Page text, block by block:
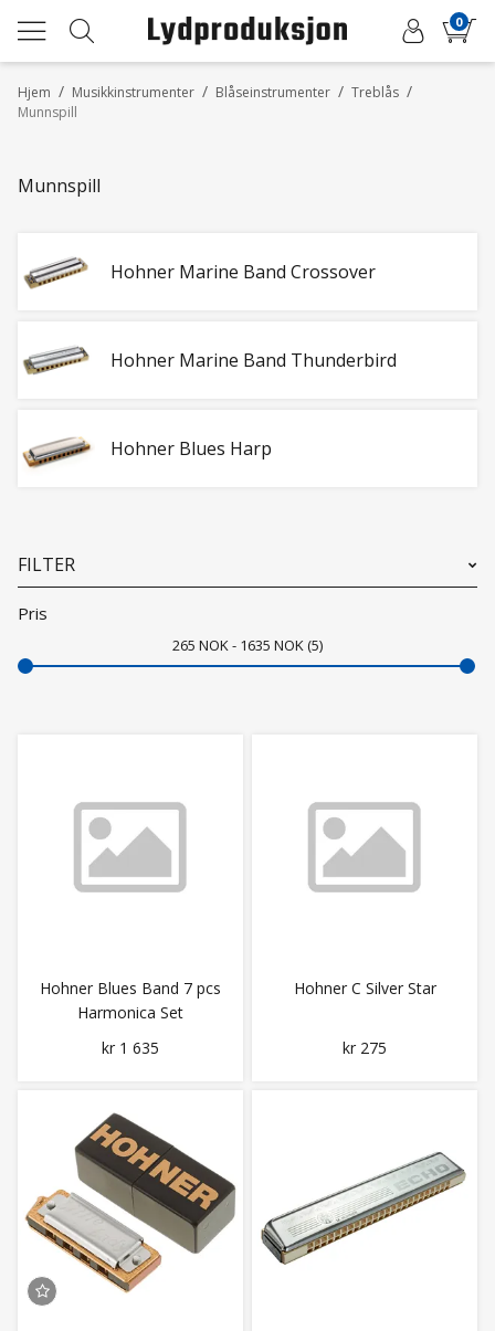
0
/
Hjem /
Musikkinstrumenter /
Blåseinstrumenter /
Treblås
Munnspill
Munnspill
Hohner Marine Band Crossover
Hohner Marine Band Thunderbird
Hohner Blues Harp
FILTER
Pris
265 NOK 1635 NOK 5
Hohner Blues Band 7 pcs
Harmonica Set
kr 1 635
Hohner C Silver Star
kr 275